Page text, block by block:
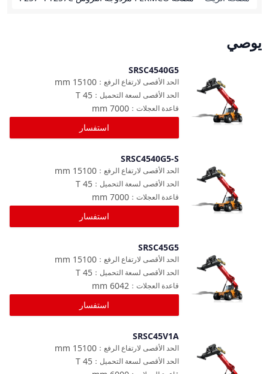
يوصي
SRSC4540G5
15100
mm الحد الأقصى لارتفاع الرفع ：
45
T الحد الأقصى لسعة التحميل ：
7000
mm قاعدة العجلات ：
استفسار
SRSC4540G5-S
15100
mm الحد الأقصى لارتفاع الرفع ：
45
T الحد الأقصى لسعة التحميل ：
7000
mm قاعدة العجلات ：
استفسار
SRSC45G5
15100
mm الحد الأقصى لارتفاع الرفع ：
45
T الحد الأقصى لسعة التحميل ：
6042
mm قاعدة العجلات ：
استفسار
SRSC45V1A
15100
mm الحد الأقصى لارتفاع الرفع ：
45
T الحد الأقصى لسعة التحميل ：